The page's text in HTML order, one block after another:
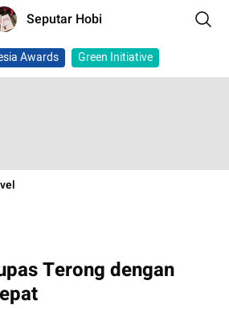
Seputar Hobi
Awards Green Initiative
Terong dengan